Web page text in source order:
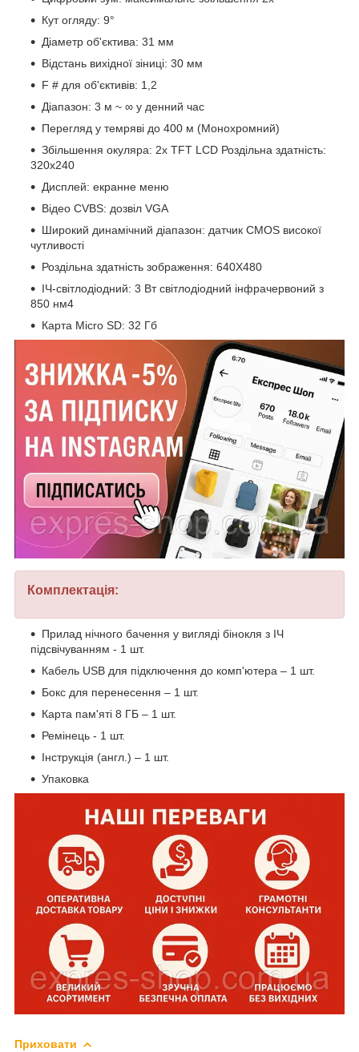
Кут огляду: 9°
Діаметр об'єктива: 31 мм
Відстань вихідної зіниці: 30 мм
F # для об'єктивів: 1,2
Діапазон: 3 м ~ ∞ у денний час
Перегляд у темряві до 400 м (Монохромний)
Збільшення окуляра: 2x TFT LCD Роздільна здатність:
320x240
Дисплей: екранне меню
Відео CVBS: дозвіл VGA
Широкий динамічний діапазон: датчик CMOS високої
чутливості
Роздільна здатність зображення: 640X480
ІЧ-світлодіодний: 3 Вт світлодіодний інфрачервоний з
850 нм4
Карта Micro SD: 32 Гб
Комплектація:
Прилад нічного бачення у вигляді бінокля з ІЧ
підсвічуванням - 1 шт.
Кабель USB для підключення до комп'ютера – 1 шт.
Бокс для перенесення – 1 шт.
Карта пам'яті 8 ГБ – 1 шт.
Ремінець - 1 шт.
Інструкція (англ.) – 1 шт.
Упаковка
Приховати